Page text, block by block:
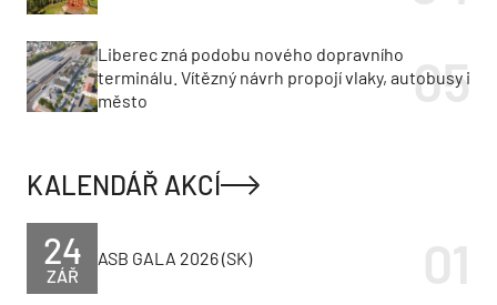
Liberec zná podobu nového dopravního
terminálu. Vítězný návrh propojí vlaky, autobusy i
město
KALENDÁŘ AKCÍ
ZÁŘ
24 ASB GALA 2026 (SK)